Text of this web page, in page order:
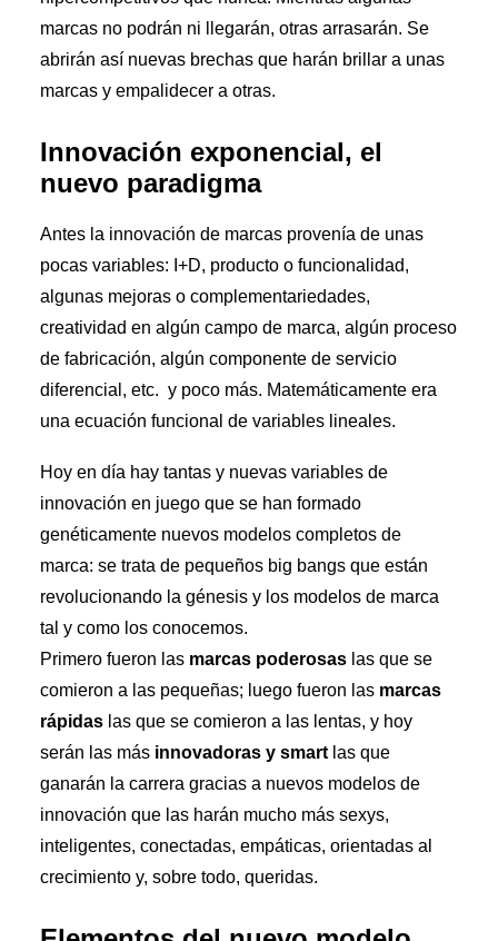
marcas no podrán ni llegarán, otras arrasarán. Se
abrirán así nuevas brechas que harán brillar a unas
marcas y empalidecer a otras.
Innovación exponencial, el
nuevo paradigma
Antes la innovación de marcas provenía de unas
pocas variables: I+D, producto o funcionalidad,
algunas mejoras o complementariedades,
creatividad en algún campo de marca, algún proceso
de fabricación, algún componente de servicio
diferencial, etc. y poco más. Matemáticamente era
una ecuación funcional de variables lineales.
Hoy en día hay tantas y nuevas variables de
innovación en juego que se han formado
genéticamente nuevos modelos completos de
marca: se trata de pequeños big bangs que están
revolucionando la génesis y los modelos de marca
tal y como los conocemos.
Primero fueron las marcas poderosas las que se
comieron a las pequeñas; luego fueron las marcas
rápidas las que se comieron a las lentas, y hoy
serán las más innovadoras y smart las que
ganarán la carrera gracias a nuevos modelos de
innovación que las harán mucho más sexys,
inteligentes, conectadas, empáticas, orientadas al
crecimiento y, sobre todo, queridas.